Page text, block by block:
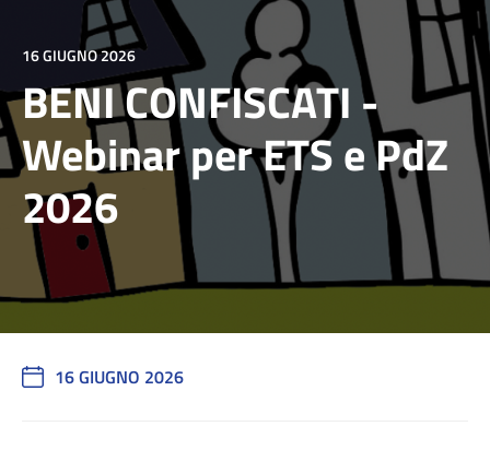
16 GIUGNO 2026
BENI CONFISCATI -
Webinar per ETS e PdZ
2026
16 GIUGNO 2026